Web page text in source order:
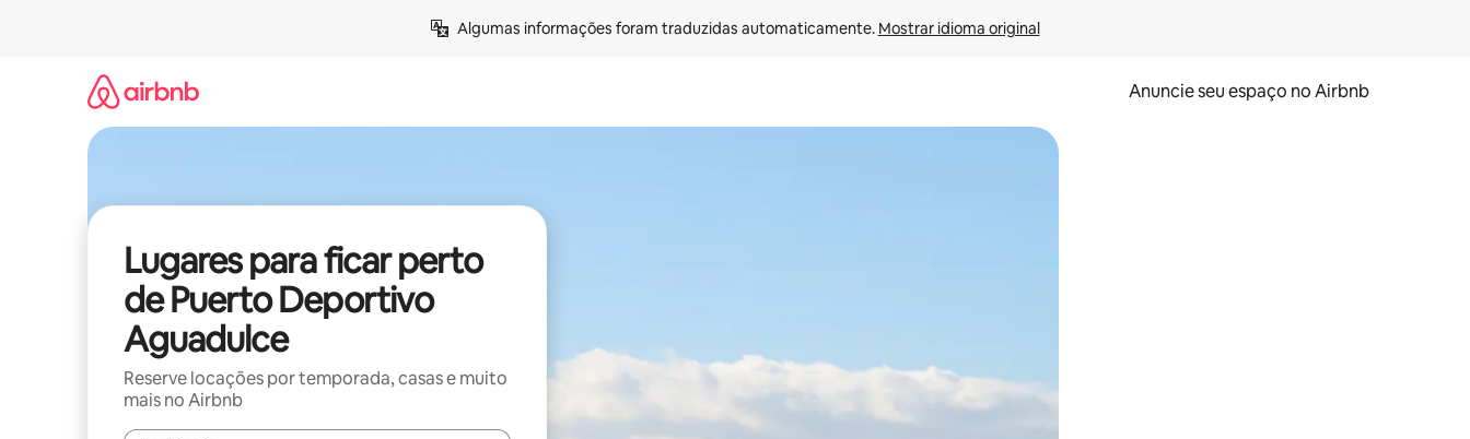
Algumas informações foram traduzidas automaticamente. Mostrar idioma original
Anuncie seu espaço no Airbnb
Lugares para ficar perto
de Puerto Deportivo
Aguadulce
Reserve locações por temporada, casas e muito
mais no Airbnb